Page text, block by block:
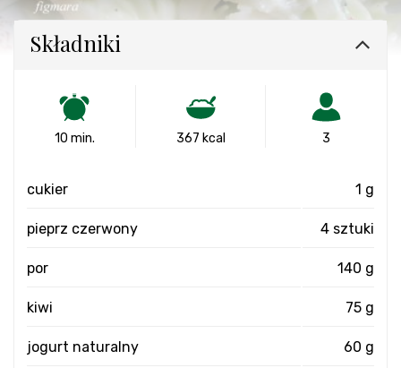
Składniki
10 min. 367 kcal 3
cukier 1 g
pieprz czerwony 4 sztuki
por 140 g
kiwi 75 g
jogurt naturalny 60 g